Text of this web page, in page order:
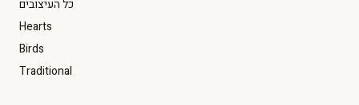
כל העיצובים
Hearts
Birds
Traditional